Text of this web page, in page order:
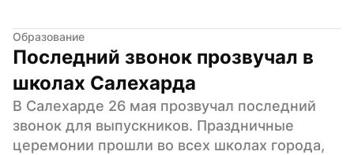
Образование
Последний звонок прозвучал в
школах Салехарда
В Салехарде 26 мая прозвучал последний
звонок для выпускников. Праздничные
церемонии прошли во всех школах города,